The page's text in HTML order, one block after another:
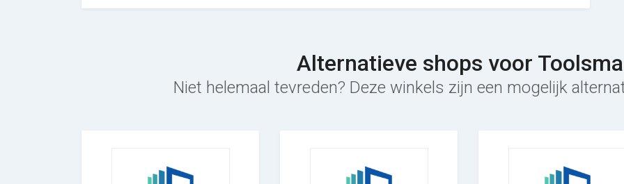
Alternatieve shops voor
Niet helemaal tevreden? Deze winkels zijn een mogelijk